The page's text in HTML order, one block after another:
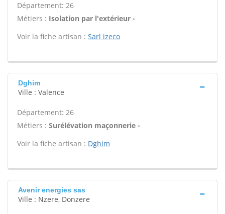
Département: 26
Métiers : Isolation par l'extérieur -
Voir la fiche artisan : Sarl izeco
Dghim
Ville : Valence
Département: 26
Métiers : Surélévation maçonnerie -
Voir la fiche artisan : Dghim
Avenir energies sas
Ville : Nzere, Donzere